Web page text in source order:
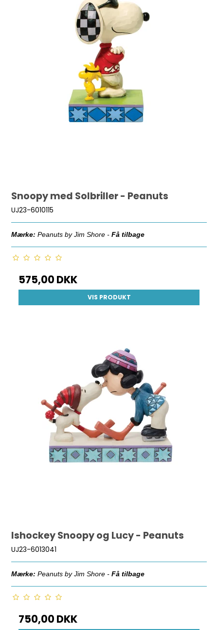
Snoopy med Solbriller - Peanuts
UJ23-6010115
Mærke: Peanuts by Jim Shore -Få tilbage
575,00 DKK
VIS PRODUKT
Ishockey Snoopy og Lucy - Peanuts
UJ23-6013041
Mærke: Peanuts by Jim Shore -Få tilbage
750,00 DKK